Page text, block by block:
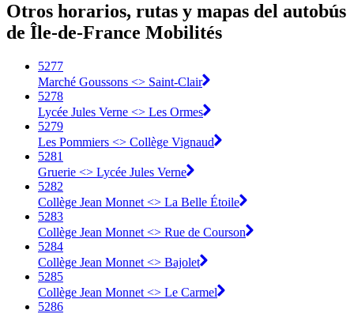
Otros horarios, rutas y mapas del autobús
de Île-de-France Mobilités
5277
Marché Goussons <> Saint-Clair
5278
Lycée Jules Verne <> Les Ormes
5279
Les Pommiers <> Collège Vignaud
5281
Gruerie <> Lycée Jules Verne
5282
Collège Jean Monnet <> La Belle Étoile
5283
Collège Jean Monnet <> Rue de Courson
5284
Collège Jean Monnet <> Bajolet
5285
Collège Jean Monnet <> Le Carmel
5286